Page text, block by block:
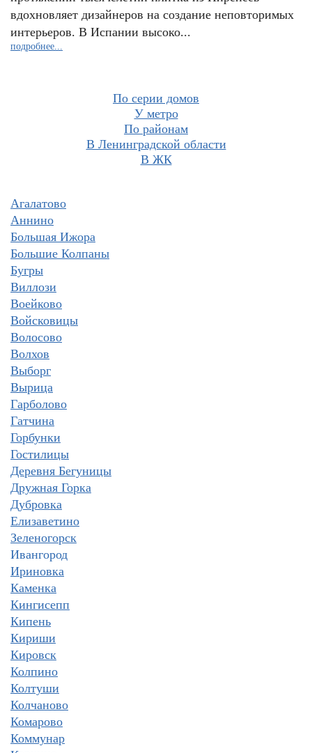
вдохновляет дизайнеров на создание неповторимых
интерьеров. В Испании высоко...
подробнее...
По серии домов
У метро
По районам
В Ленинградской области
В ЖК
Агалатово
Аннино
Большая Ижора
Большие Колпаны
Бугры
Виллози
Воейково
Войсковицы
Волосово
Волхов
Выборг
Вырица
Гарболово
Гатчина
Горбунки
Гостилицы
Деревня Бегуницы
Дружная Горка
Дубровка
Елизаветино
Зеленогорск
Ивангород
Ириновка
Каменка
Кингисепп
Кипень
Кириши
Кировск
Колпино
Колтуши
Колчаново
Комарово
Коммунар